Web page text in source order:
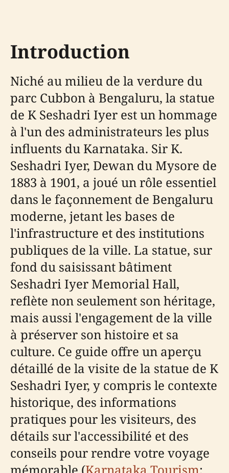
Introduction
Niché au milieu de la verdure du
parc Cubbon à Bengaluru, la statue
de K Seshadri Iyer est un hommage
à l'un des administrateurs les plus
influents du Karnataka. Sir K.
Seshadri Iyer, Dewan du Mysore de
1883 à 1901, a joué un rôle essentiel
dans le façonnement de Bengaluru
moderne, jetant les bases de
l'infrastructure et des institutions
publiques de la ville. La statue, sur
fond du saisissant bâtiment
Seshadri Iyer Memorial Hall,
reflète non seulement son héritage,
mais aussi l'engagement de la ville
à préserver son histoire et sa
culture. Ce guide offre un aperçu
détaillé de la visite de la statue de K
Seshadri Iyer, y compris le contexte
historique, des informations
pratiques pour les visiteurs, des
détails sur l'accessibilité et des
conseils pour rendre votre voyage